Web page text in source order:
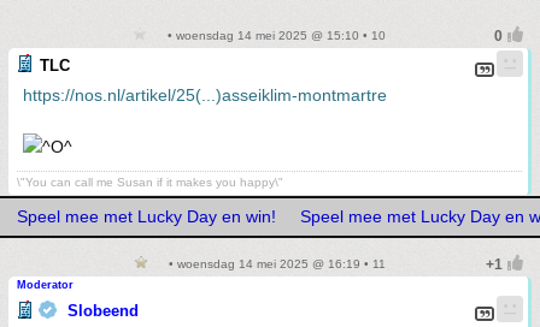
• woensdag 14 mei 2025 @ 15:10 • 10
TLC
https://nos.nl/artikel/25(...)asseiklim-montmartre
\"You can call me Susan if it makes you happy\"
Speel mee met Lucky Day en win! Speel mee met Lucky Day en
• woensdag 14 mei 2025 @ 16:19 • 11
Moderator
Slobeend